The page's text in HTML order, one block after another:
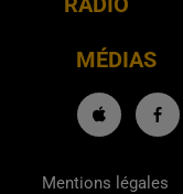
MÉDIAS
Mentions légales